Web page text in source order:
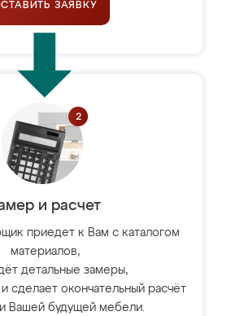
ЗАЯВКУ
и расчет
приедет к Вам с каталогом
материалов,
детальные замеры,
сделает окончательный расчёт
Вашей будущей мебели.